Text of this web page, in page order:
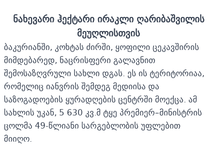
ნახევარი ჰექტარი ირაკლი ღარიბაშვილის
მეუღლისთვის
ბაკურიანში, კოხტას ძირში, ყოფილი ცეკავშირის
მიმდებარედ, ნაცრისფერი გალავნით
შემოსაზღვრული სახლი დგას. ეს ის ტერიტორიაა,
რომელიც იანვრის შემდეგ მედიისა და
საზოგადოების ყურადღების ცენტრში მოექცა. ამ
სახლის უკან, 5 630 კვ.მ ტყე პრემიერ–მინისტრის
ცოლმა 49-წლიანი სარგებლობის უფლებით
მიიღო.